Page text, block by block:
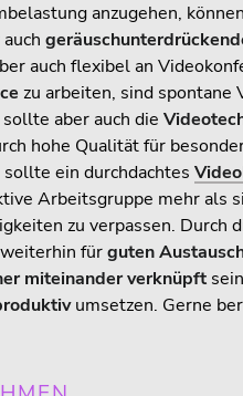
anzugehen,
auch flexibel an
zu arbeiten, sind
sollte aber auch die
hohe Qualität für
ein durchdachtes
Arbeitsgruppe mehr als
zu verpassen. Durch
fürguten
miteinander verknüpft
umsetzen. Gerne